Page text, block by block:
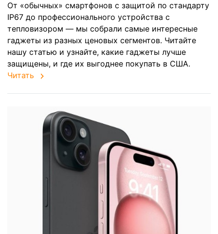
От «обычных» смартфонов с защитой по стандарту
IP67 до профессионального устройства с
тепловизором — мы собрали самые интересные
гаджеты из разных ценовых сегментов. Читайте
нашу статью и узнайте, какие гаджеты лучше
защищены, и где их выгоднее покупать в США.
Читать